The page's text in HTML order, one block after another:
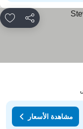
مشاركة
مشاهدة الأسعار